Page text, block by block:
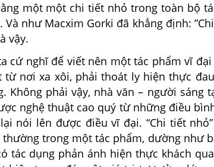
một một chi tiết nhỏ trong toàn bộ
Và như Macxim Gorki đã khẳng định:
vậy.
cứ nghĩ để viết nên một tác phẩm vĩ
nơi xa xôi, phải thoát ly hiện thực
Không phải vậy, nhà văn – người sáng
nghệ thuật cao quý từ những điều
nói lên được điều vĩ đại. “Chi tiết
thường trong một tác phẩm, dường như
tác dụng phản ánh hiện thực khách